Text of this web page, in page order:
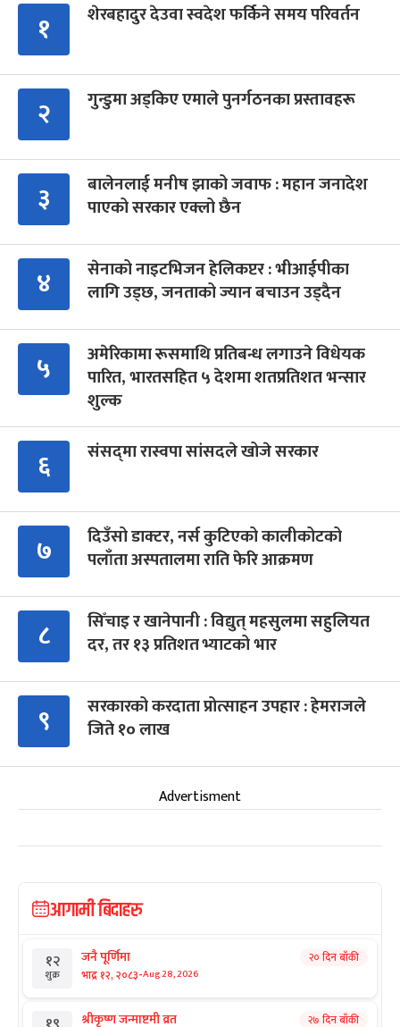
१ शेरबहादुर देउवा स्वदेश फर्किने समय परिवर्तन
२ गुन्डुमा अड्किए एमाले पुनर्गठनका प्रस्तावहरू
३
बालेनलाई मनीष झाको जवाफ : महान जनादेश
पाएको सरकार एक्लो छैन
४
सेनाको नाइटभिजन हेलिकप्टर : भीआईपीका
लागि उड्छ, जनताको ज्यान बचाउन उड्दैन
५
अमेरिकामा रूसमाथि प्रतिबन्ध लगाउने विधेयक
पारित, भारतसहित ५ देशमा शतप्रतिशत भन्सार
शुल्क
६ संसद्‍मा रास्वपा सांसदले खोजे सरकार
७
दिउँसो डाक्टर, नर्स कुटिएको कालीकोटको
पलाँता अस्पतालमा राति फेरि आक्रमण
८
सिँचाइ र खानेपानी : विद्युत् महसुलमा सहुलियत
दर, तर १३ प्रतिशत भ्याटको भार
९
सरकारको करदाता प्रोत्साहन उपहार : हेमराजले
जिते १० लाख
Advertisment
आगामी बिदाहरु
१२
शुक्र
जनै पूर्णिमा
भाद्र १२, २०८३-Aug 28, 2026
२० दिन बाँकी
श्रीकृष्ण जन्माष्टमी व्रत २७ दिन बाँकी